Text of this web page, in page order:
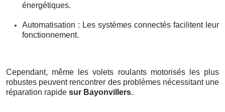
énergétiques.
Automatisation : Les systèmes connectés facilitent leur
fonctionnement.
Cependant, même les volets roulants motorisés les plus
robustes peuvent rencontrer des problèmes nécessitant une
réparation rapide sur Bayonvillers.